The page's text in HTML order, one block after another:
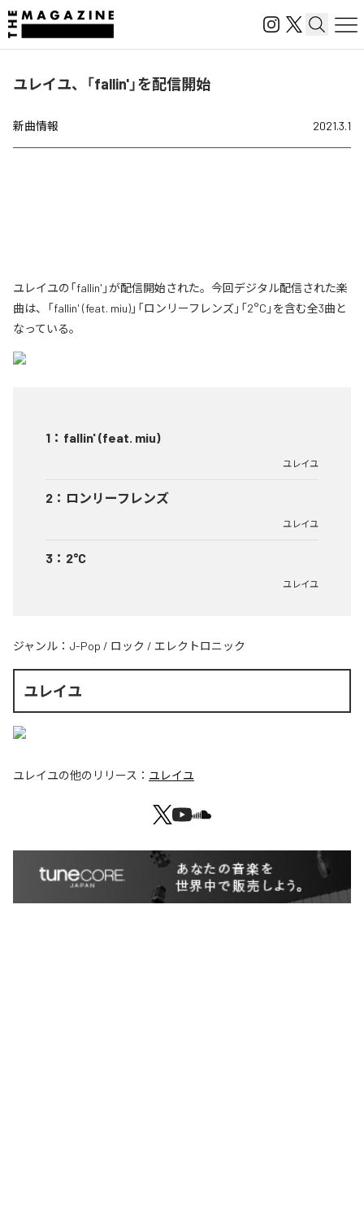
ユレイユ、「fallin'」を配信開始
新曲情報 2021.3.1
ユレイユの「fallin'」が配信開始された。今回デジタル配信された楽
曲は、「fallin' (feat. miu)」「ロンリーフレンズ」「2°C」を含む全3曲と
なっている。
1 ： fallin' (feat. miu)
ユレイユ
2 ： ロンリーフレンズ
ユレイユ
3 ： 2°C
ユレイユ
ジャンル： J-Pop / ロック / エレクトロニック
ユレイユ
ユレイユの他のリリース： ユレイユ